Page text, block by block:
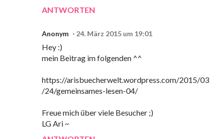
ANTWORTEN
Anonym 24. März 2015 um 19:01
Hey :)
mein Beitrag im folgenden ^^
https://arisbuecherwelt.wordpress.com/2015/03
/24/gemeinsames-lesen-04/
Freue mich über viele Besucher ;)
LG Ari ~